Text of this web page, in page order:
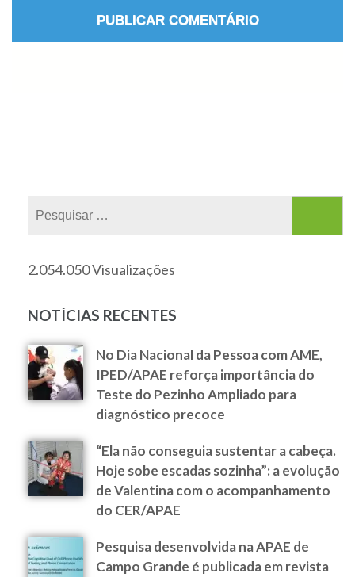
2.054.050 Visualizações
NOTÍCIAS RECENTES
No Dia Nacional da Pessoa com AME,
IPED/APAE reforça importância do
Teste do Pezinho Ampliado para
diagnóstico precoce
“Ela não conseguia sustentar a cabeça.
Hoje sobe escadas sozinha”: a evolução
de Valentina com o acompanhamento
do CER/APAE
Pesquisa desenvolvida na APAE de
Campo Grande é publicada em revista